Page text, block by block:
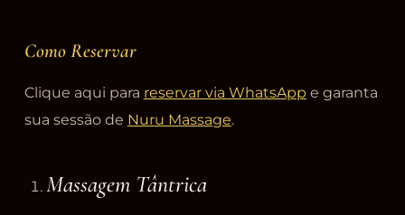
Como Reservar
Clique aqui para reservar via WhatsApp e garanta
sua sessão de Nuru Massage.
Massagem Tântrica